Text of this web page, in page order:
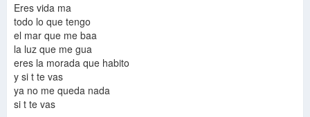
Eres vida ma
todo lo que tengo
el mar que me baa
la luz que me gua
eres la morada que habito
y si t te vas
ya no me queda nada
si t te vas